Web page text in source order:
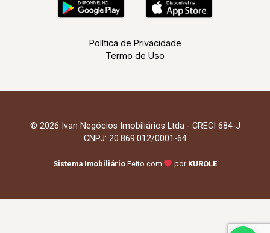
Política de Privacidade
Termo de Uso
© 2026 Ivan Negócios Imobiliários Ltda - CRECI 684-J
CNPJ: 20.869.012/0001-64
Sistema Imobiliário Feito com por KUROLE